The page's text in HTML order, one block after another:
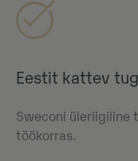
Eestit kattev
Sweconi üleriigiline
töökorras.